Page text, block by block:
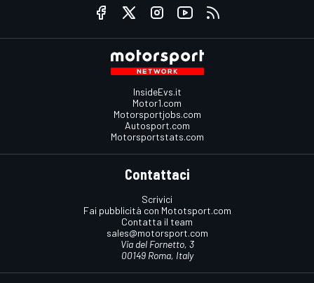
InsideEvs.it
Motor1.com
Motorsportjobs.com
Autosport.com
Motorsportstats.com
Contattaci
Scrivici
Fai pubblicità con Mototsport.com
Contatta il team
sales@motorsport.com
Via del Fornetto, 3
00149 Roma, Italy